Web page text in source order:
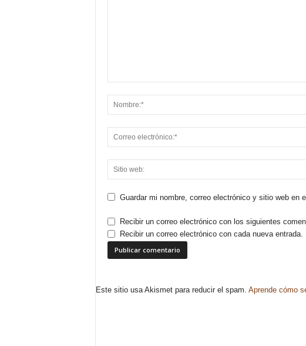
Guardar mi nombre, correo electrónico y sitio web en
Recibir un correo electrónico con los siguientes
Recibir un correo electrónico con cada nueva entrada.
Este sitio usa Akismet para reducir el spam. Aprende cómo